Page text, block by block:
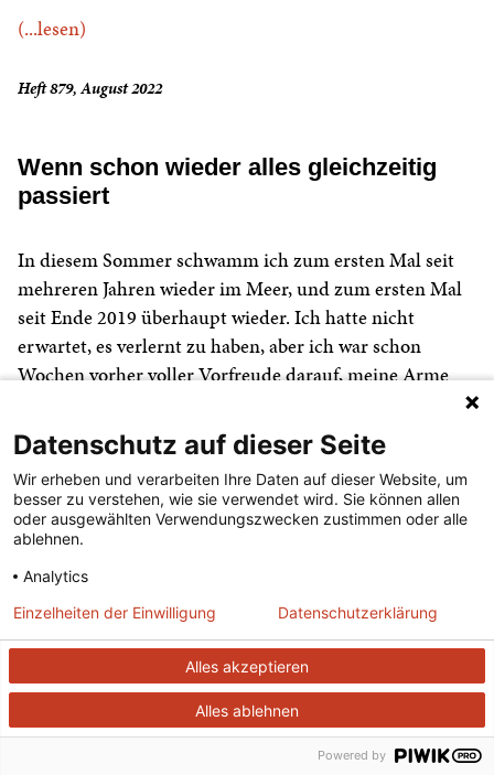
(...lesen)
Heft 879, August 2022
Wenn schon wieder alles gleichzeitig
passiert
In diesem Sommer schwamm ich zum ersten Mal seit
mehreren Jahren wieder im Meer, und zum ersten Mal
seit Ende 2019 überhaupt wieder. Ich hatte nicht
erwartet, es verlernt zu haben, aber ich war schon
Wochen vorher voller Vorfreude darauf, meine Arme
das warme Wasser so genau wie möglich an jedem
verfügbaren Millimeter Haut zu spüren und den Kopf
voran unter Wasser in Richtung Unendlichkeit
vorzustoßen. Das wäre doch ein gutes Kolumnenthema,
dachte ich,
Zum Hauptwerk des Sprachkritikers
Datenschutz auf dieser Seite
Wir erheben und verarbeiten Ihre Daten auf dieser Website, um
besser zu verstehen, wie sie verwendet wird. Sie können allen
oder ausgewählten Verwendungszwecken zustimmen oder alle
ablehnen.
Analytics
Alles akzeptieren
Alles ablehnen
Einzelheiten der Einwilligung Datenschutzerklärung
Powered by